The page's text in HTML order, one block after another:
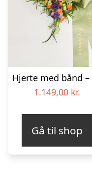
1.149,00 kr.
Gå til shop